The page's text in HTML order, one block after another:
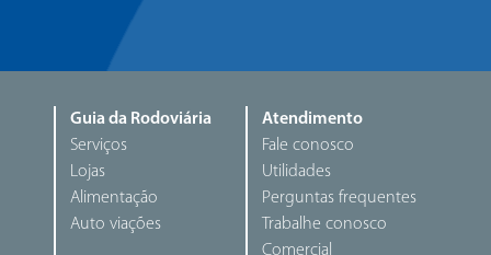
Guia da Rodoviária
Serviços
Lojas
Alimentação
Auto viações
Atendimento
Fale conosco
Utilidades
Perguntas frequentes
Trabalhe conosco
Comercial